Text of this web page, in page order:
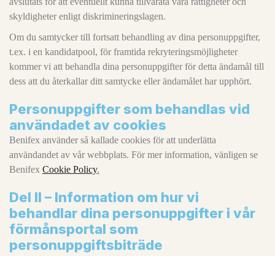
skyldigheter enligt diskrimineringslagen.
Om du samtycker till fortsatt behandling av dina personuppgifter,
t.ex. i en kandidatpool, för framtida rekryteringsmöjligheter
kommer vi att behandla dina personuppgifter för detta ändamål till
dess att du återkallar ditt samtycke eller ändamålet har upphört.
Personuppgifter som behandlas vid
användadet av cookies
Benifex använder så kallade cookies för att underlätta
användandet av vår webbplats. För mer information, vänligen se
Benifex Cookie Policy.
Del II – Information om hur vi
behandlar dina personuppgifter i vår
förmånsportal som
personuppgiftsbiträde